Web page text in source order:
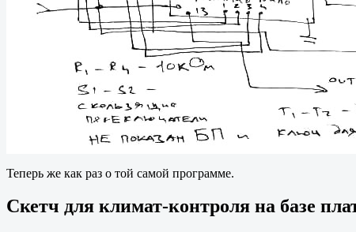
Теперь же как раз о той самой программе.
Cкетч для климат-контроля на базе